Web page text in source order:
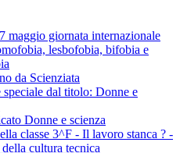
maggio giornata internazionale
lesbofobia, bifobia e
da Scienziata
speciale dal titolo: Donne e
Donne e scienza
classe 3^F - Il lavoro stanca ? -
cultura tecnica